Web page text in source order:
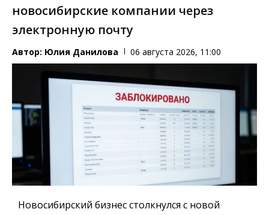
новосибирские компании через
электронную почту
Автор: Юлия Данилова 06 августа 2026, 11:00
Новосибирский бизнес столкнулся с новой